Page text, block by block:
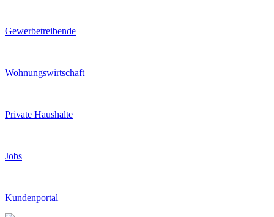
Gewerbetreibende
Wohnungswirtschaft
Private Haushalte
Jobs
Kundenportal